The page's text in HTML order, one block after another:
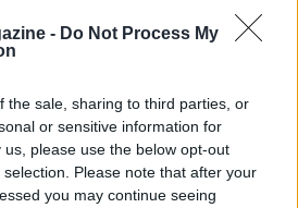
- Do Not Process My
the sale, sharing to third parties, or
or sensitive information for
please use the below opt-out
Please note that after your
you may continue seeing
da Il Giorno, l'attaccante Alvaro
gennaio dopo il prestito al
che dovrebbe però trattare con
portare l'iberico sul Lario. Un'idea
sarebbe soltanto un'alternativa a
all'Atalanta.